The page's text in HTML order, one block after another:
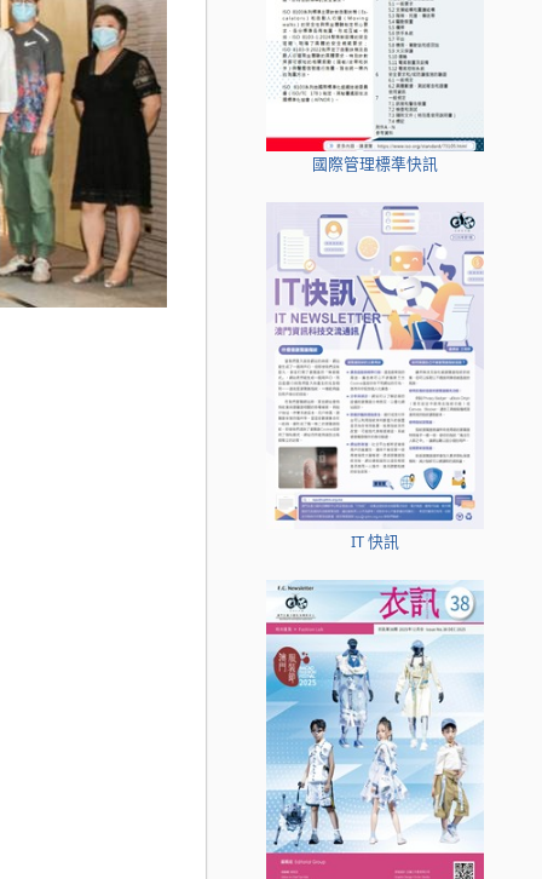
國際管理標準快訊
IT 快訊